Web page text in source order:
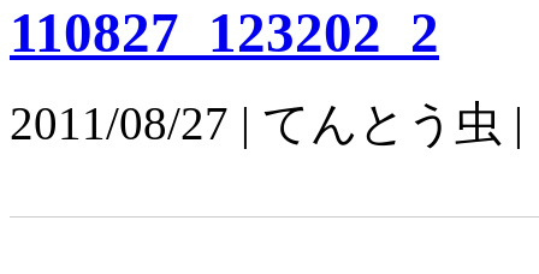
110827_123202_2
2011/08/27 | てんとう虫 |